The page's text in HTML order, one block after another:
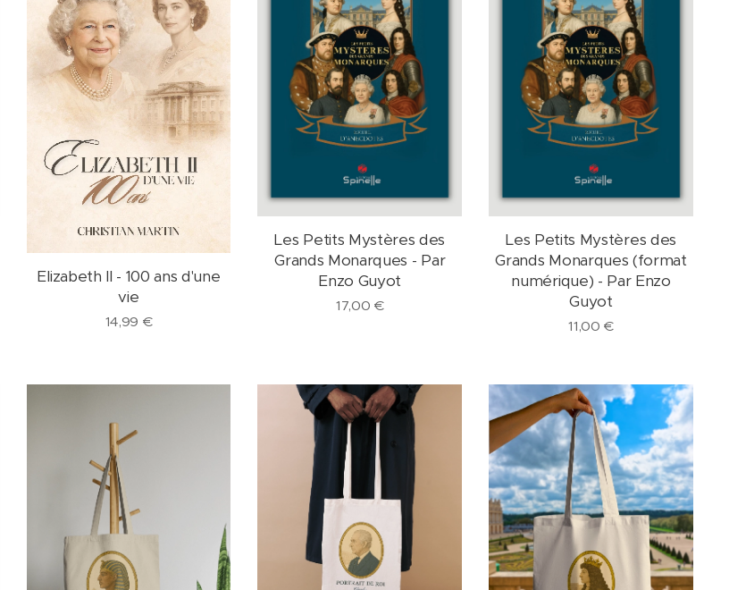
Elizabeth II - 100 ans d'une
vie
14,99 €
Les Petits Mystères des
Grands Monarques - Par
Enzo Guyot
17,00 €
Les Petits Mystères des
Grands Monarques (format
numérique) - Par Enzo
Guyot
11,00 €